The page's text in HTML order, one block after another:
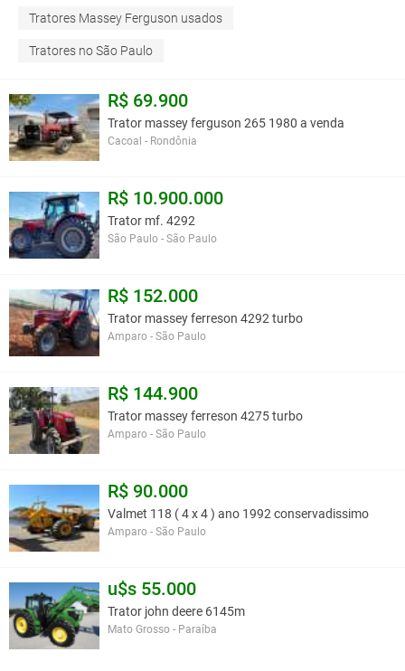
Tratores Massey Ferguson usados
Tratores no São Paulo
R$ 69.900
Trator massey ferguson 265 1980 a venda
Cacoal - Rondônia
R$ 10.900.000
Trator mf. 4292
São Paulo - São Paulo
R$ 152.000
Trator massey ferreson 4292 turbo
Amparo - São Paulo
R$ 144.900
Trator massey ferreson 4275 turbo
Amparo - São Paulo
R$ 90.000
Valmet 118 ( 4 x 4 ) ano 1992 conservadissimo
Amparo - São Paulo
u$s 55.000
Trator john deere 6145m
Mato Grosso - Paraíba